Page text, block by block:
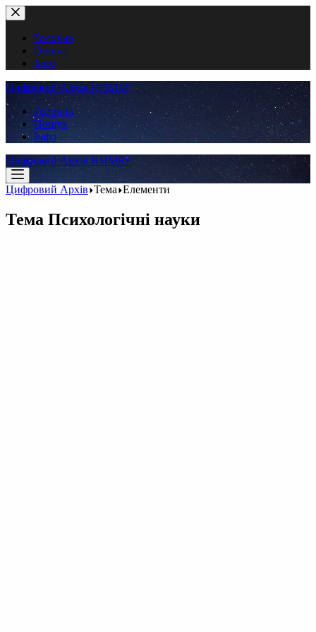
Перейти
до
вмістуГоловна
Пошук
Інфо
Цифровий Архів ННМБУ
Головна
Пошук
Інфо
Цифровий Архів ННМБУ
Цифровий Архів Тема Елементи
Тема Психологічні науки